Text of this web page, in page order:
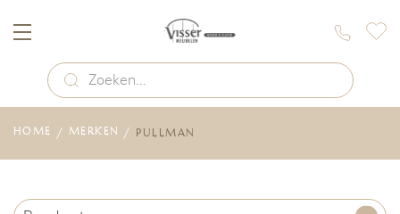
HOME MERKEN PULLMAN